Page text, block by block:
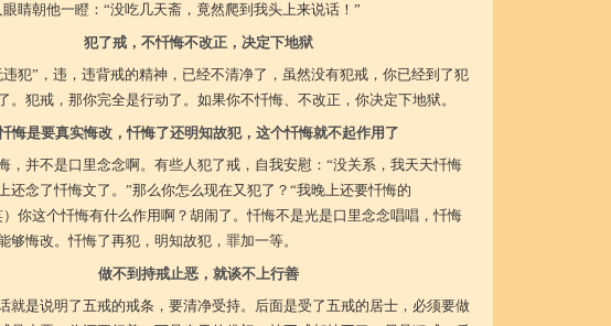
睛朝他一瞪：“没吃几天斋，竟然爬到我头上来说话！”
犯了戒，不忏悔不改正，决定下地狱
违犯”，违，违背戒的精神，已经不清净了，虽然没有犯戒，你已经到了犯
。犯戒，那你完全是行动了。如果你不忏悔、不改正，你决定下地狱。
悔是要真实悔改，忏悔了还明知故犯，这个忏悔就不起作用了
，并不是口里念念啊。有些人犯了戒，自我安慰：“没关系，我天天忏悔
还念了忏悔文了。”那么你怎么现在又犯了？“我晚上还要忏悔的
）你这个忏悔有什么作用啊？胡闹了。忏悔不是光是口里念念唱唱，忏悔
够悔改。忏悔了再犯，明知故犯，罪加一等。
做不到持戒止恶，就谈不上行善
就是说明了五戒的戒条，要清净受持。后面是受了五戒的居士，必须要做